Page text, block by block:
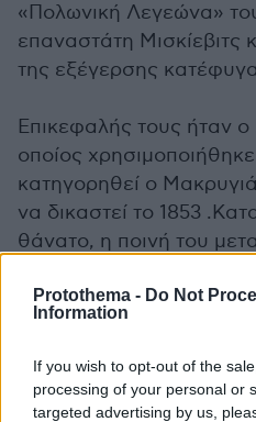
Protothema - Do Not
Information
If you wish to opt-out of the
processing of your personal or
targeted advertising by us,
«Πολωνική Λεγεώνα»
επαναστάτη Μισκίεβιτς
της εξέγερσης
Επικεφαλής τους ήταν
οποίος
κατηγορηθεί ο
να δικαστεί το 1853
θάνατο, η ποινή του
τελικά αποφυλακίστηκε
ήταν ασθενικοί και θα
ανέθεσε την κατασκευή